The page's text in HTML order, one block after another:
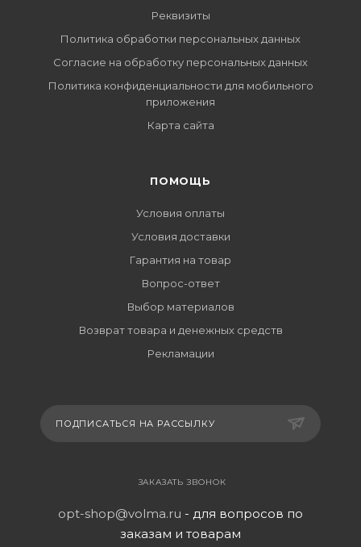
Реквизиты
Политика обработки персональных данных
Согласие на обработку персональных данных
Политика конфиденциальности для мобильного
приложения
Карта сайта
ПОМОЩЬ
Условия оплаты
Условия доставки
Гарантия на товар
Вопрос-ответ
Выбор материалов
Возврат товара и денежных средств
Рекламации
ПОДПИСАТЬСЯ НА РАССЫЛКУ
ЗАКАЗАТЬ ЗВОНОК
opt-shop@volma.ru - для вопросов по
заказам и товарам